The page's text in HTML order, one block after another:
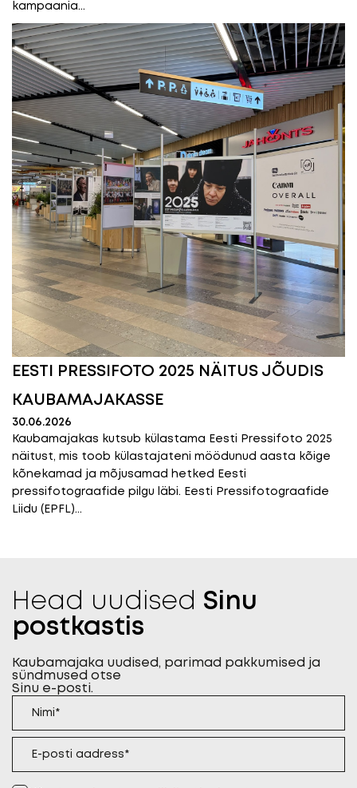
kampaania...
EESTI PRESSIFOTO 2025 NÄITUS JÕUDIS
KAUBAMAJAKASSE
30.06.2026
Kaubamajakas kutsub külastama Eesti Pressifoto 2025
näitust, mis toob külastajateni möödunud aasta kõige
kõnekamad ja mõjusamad hetked Eesti
pressifotograafide pilgu läbi. Eesti Pressifotograafide
Liidu (EPFL)...
Head uudised Sinu
postkastis
Kaubamajaka uudised, parimad pakkumised ja
sündmused otse
Sinu e-posti.